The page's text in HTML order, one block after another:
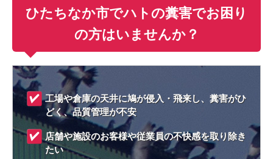
ひたちなか市でハトの糞害でお困り
の方はいませんか？
工場や倉庫の天井に鳩が侵入・飛来し、糞害がひ
どく、品質管理が不安
店舗や施設のお客様や従業員の不快感を取り除き
たい